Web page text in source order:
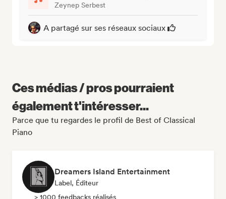
Zeynep Serbest
A partagé sur ses réseaux sociaux
Ces médias / pros pourraient
également t'intéresser...
Parce que tu regardes le profil de Best of Classical
Piano
Dreamers Island Entertainment
Label, Éditeur
> 1000 feedbacks réalisés